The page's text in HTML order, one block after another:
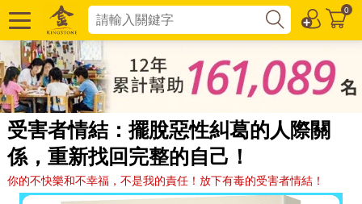
0
受害者情結：擺脫惡性糾葛的人際關
係，重新找回完整的自己！
你的不快樂和不幸福，不是我的責任！放下有毒的受害者情結！